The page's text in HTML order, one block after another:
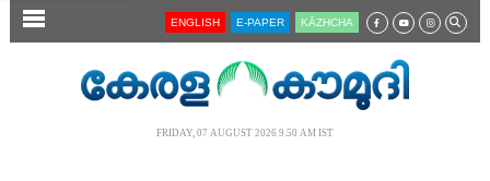
SECTIONS ENGLISH E-PAPER KĀZHCHA
FRIDAY, 07 AUGUST 2026 9.50 AM IST